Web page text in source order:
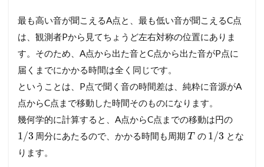
最も高い音が聞こえるA点と、最も低い音が聞こえるC点
は、観測者Pから見てちょうど左右対称の位置にありま
す。そのため、A点から出た音とC点から出た音がP点に
届くまでにかかる時間は全く同じです。
ということは、P点で聞く音の時間差は、純粋に音源がA
点からC点まで移動した時間そのものになります。
幾何学的に計算すると、A点からC点までの移動は円の
1/3 周分にあたるので、かかる時間も周期T の 1/3 とな
ります。